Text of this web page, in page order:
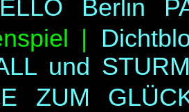
Berlin
|
und
ZUM